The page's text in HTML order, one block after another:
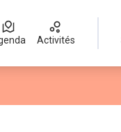
Activités